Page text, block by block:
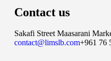
Contact us
Sakafi Street Maasarani
contact@limslb.com+961 76